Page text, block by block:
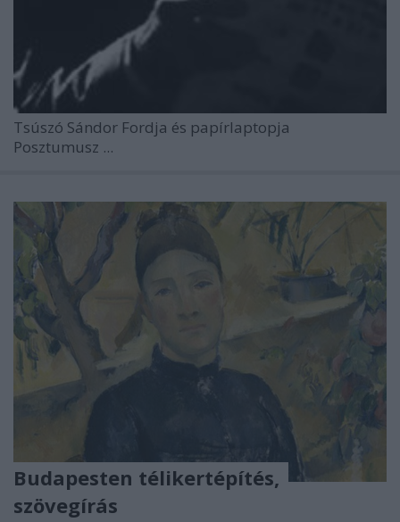
Tsúszó Sándor Fordja és papírlaptopja
Posztumusz ...
Budapesten télikertépítés,
szövegírás